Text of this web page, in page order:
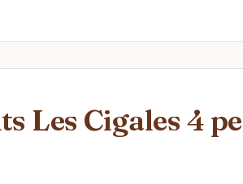
Les Cigales 4